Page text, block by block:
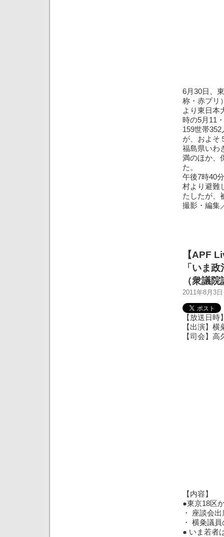
6月30日、
称・赤プリ
より東日本
時の5月11
159世帯
が、およそ
福島県いわ
満のほか、
た。
午後7時40
村より避難
たしたが、
撮影・編集
【APF
「いま
（衆議
2011年8月3
【放送日
【出演】
【司会】
【内容】
●東京18区
・ 座談会
・ 横粂議
● いま若者